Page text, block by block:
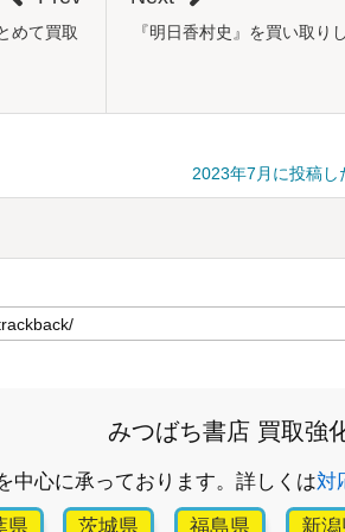
『明日香村史』を買い取り
めて買取
2023年7月に投稿
みつばち書店 買取強
中心に承っております。詳しくは対
県
茨城県 福島県 新潟